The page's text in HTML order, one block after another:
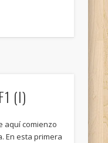
(I)
aquí comienzo
En esta primera